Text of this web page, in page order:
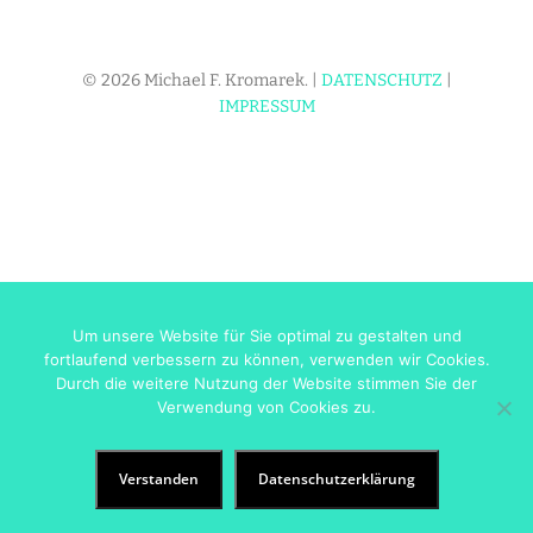
© 2026 Michael F. Kromarek. | DATENSCHUTZ
IMPRESSUM
Um unsere Website für Sie optimal zu gestalten und
fortlaufend verbessern zu können, verwenden wir Cookies.
Durch die weitere Nutzung der Website stimmen Sie der
Verwendung von Cookies zu.
Verstanden Datenschutzerklärung